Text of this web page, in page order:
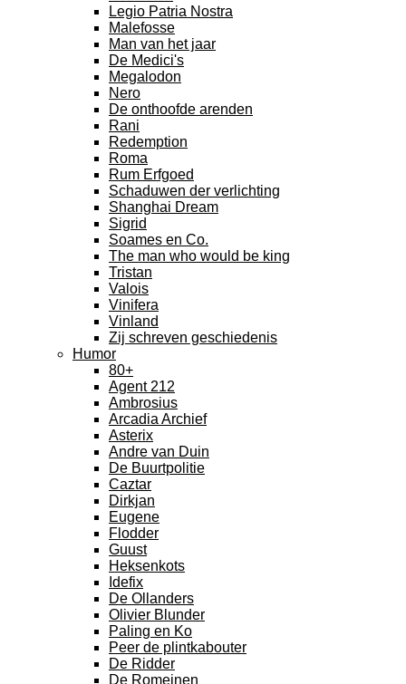
Legio Patria Nostra
Malefosse
Man van het jaar
De Medici's
Megalodon
Nero
De onthoofde arenden
Rani
Redemption
Roma
Rum Erfgoed
Schaduwen der verlichting
Shanghai Dream
Sigrid
Soames en Co.
The man who would be king
Tristan
Valois
Vinifera
Vinland
Zij schreven geschiedenis
Humor
80+
Agent 212
Ambrosius
Arcadia Archief
Asterix
Andre van Duin
De Buurtpolitie
Caztar
Dirkjan
Eugene
Flodder
Guust
Heksenkots
Idefix
De Ollanders
Olivier Blunder
Paling en Ko
Peer de plintkabouter
De Ridder
De Romeinen